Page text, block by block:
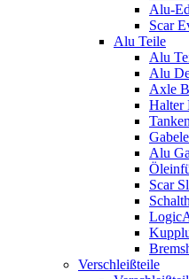
Alu-
Scar
Alu Teile
Alu
Alu
Axle
Halter
Alu
Scar
Verschleißteile